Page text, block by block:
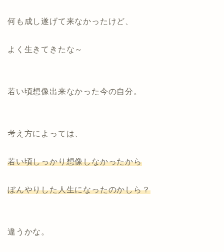
何も成し遂げて来なかったけど、
よく生きてきたな～
若い頃想像出来なかった今の自分。
考え方によっては、
若い頃しっかり想像しなかったから
ぼんやりした人生になったのかしら？
違うかな。